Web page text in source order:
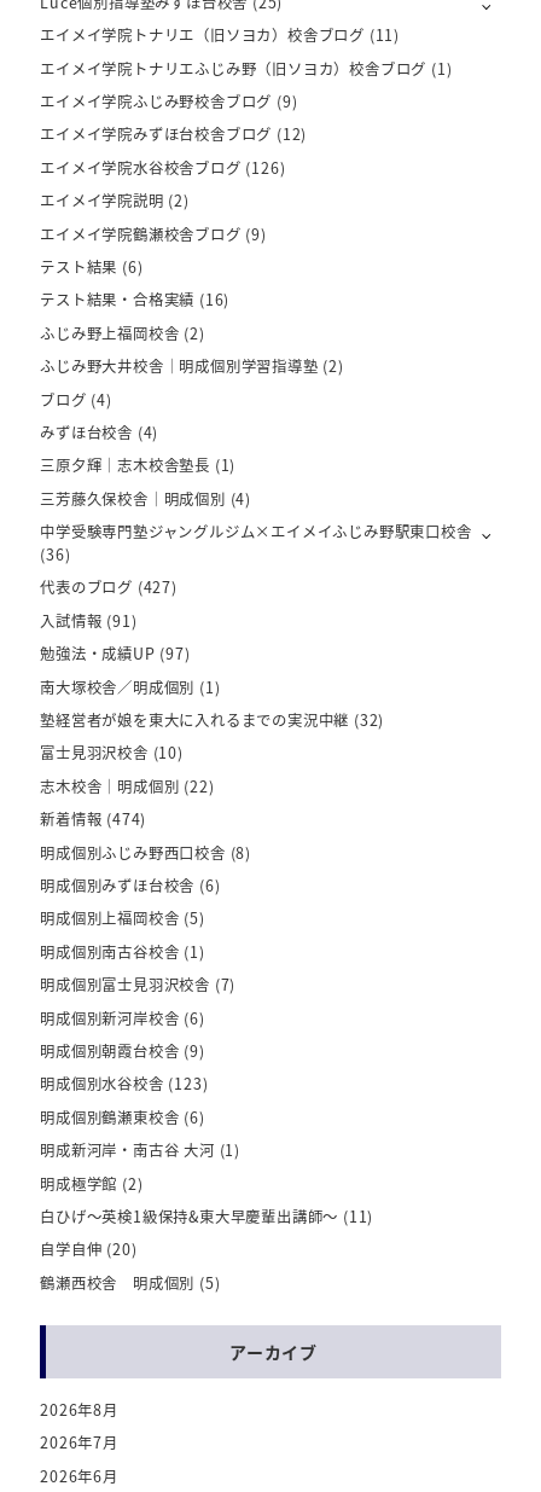
エイメイ学院トナリエ（旧ソヨカ）校舎ブログ (11)
エイメイ学院トナリエふじみ野（旧ソヨカ）校舎ブログ (1)
エイメイ学院ふじみ野校舎ブログ (9)
エイメイ学院みずほ台校舎ブログ (12)
エイメイ学院水谷校舎ブログ (126)
エイメイ学院説明 (2)
エイメイ学院鶴瀬校舎ブログ (9)
テスト結果 (6)
テスト結果・合格実績 (16)
ふじみ野上福岡校舎 (2)
ふじみ野大井校舎｜明成個別学習指導塾 (2)
ブログ (4)
みずほ台校舎 (4)
三原夕輝｜志木校舎塾長 (1)
三芳藤久保校舎｜明成個別 (4)
中学受験専門塾ジャングルジム×エイメイふじみ野駅東口校舎
(36)
代表のブログ (427)
入試情報 (91)
勉強法・成績UP (97)
南大塚校舎／明成個別 (1)
塾経営者が娘を東大に入れるまでの実況中継 (32)
富士見羽沢校舎 (10)
志木校舎｜明成個別 (22)
新着情報 (474)
明成個別ふじみ野西口校舎 (8)
明成個別みずほ台校舎 (6)
明成個別上福岡校舎 (5)
明成個別南古谷校舎 (1)
明成個別富士見羽沢校舎 (7)
明成個別新河岸校舎 (6)
明成個別朝霞台校舎 (9)
明成個別水谷校舎 (123)
明成個別鶴瀬東校舎 (6)
明成新河岸・南古谷 大河 (1)
明成極学館 (2)
白ひげ～英検1級保持&東大早慶輩出講師～ (11)
自学自伸 (20)
鶴瀬西校舎 明成個別 (5)
アーカイブ
2026年8月
2026年7月
2026年6月